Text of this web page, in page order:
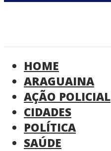
HOME
ARAGUAINA
AÇÃO POLICIAL
CIDADES
POLÍTICA
SAÚDE